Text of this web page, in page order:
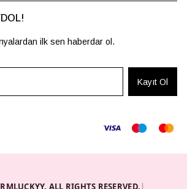
ilk sen haberdar ol.
Kayıt Ol
ALL RIGHTS RESERVED. |